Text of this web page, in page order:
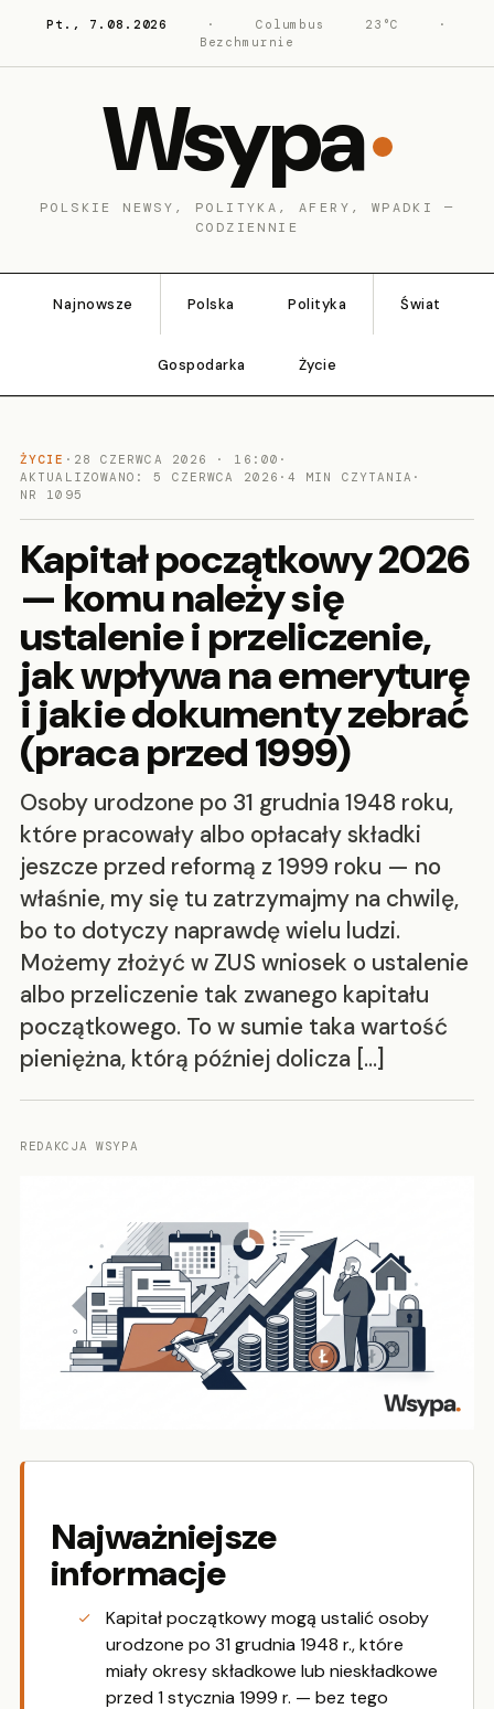
Pt., 7.08.2026 · Columbus 23°C
·
Bezchmurnie
Wsypa
POLSKIE NEWSY, POLITYKA, AFERY, WPADKI —
CODZIENNIE
Najnowsze Polska Polityka Świat
Gospodarka Życie
ŻYCIE · 28 CZERWCA 2026 · 16:00 ·
AKTUALIZOWANO: 5 CZERWCA 2026 ·4 MIN CZYTANIA ·
NR 1095
Kapitał początkowy 2026
— komu należy się
ustalenie i przeliczenie,
jak wpływa na emeryturę
i jakie dokumenty zebrać
(praca przed 1999)
Osoby urodzone po 31 grudnia 1948 roku,
które pracowały albo opłacały składki
jeszcze przed reformą z 1999 roku — no
właśnie, my się tu zatrzymajmy na chwilę,
bo to dotyczy naprawdę wielu ludzi.
Możemy złożyć w ZUS wniosek o ustalenie
albo przeliczenie tak zwanego kapitału
początkowego. To w sumie taka wartość
pieniężna, którą później dolicza […]
REDAKCJA WSYPA
Najważniejsze
informacje
Kapitał początkowy mogą ustalić osoby
urodzone po 31 grudnia 1948 r., które
miały okresy składkowe lub nieskładkowe
przed 1 stycznia 1999 r. — bez tego